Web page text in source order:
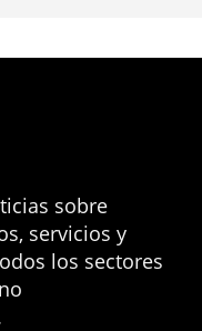
sobre
servicios y
los sectores